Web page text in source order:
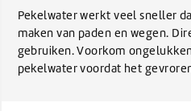
Pekelwater werkt veel sneller
maken van paden en wegen.
gebruiken. Voorkom
pekelwater voordat het